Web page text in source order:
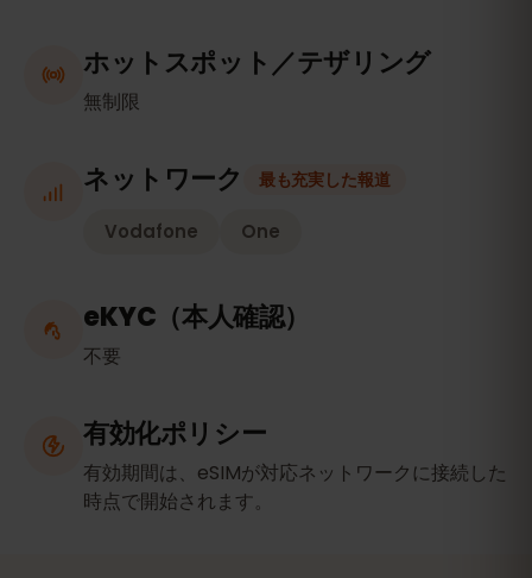
ホットスポット／テザリング
無制限
ネットワーク 最も充実した報道
Vodafone One
eKYC（本人確認）
不要
有効化ポリシー
有効期間は、eSIMが対応ネットワークに接続した
時点で開始されます。